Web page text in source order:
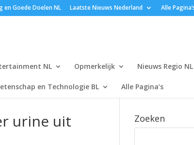
en Goede Doelen NL Laatste Nieuws Nederland Alle
NL Opmerkelijk Nieuws Regio NL
en Technologie BL Alle Pagina’s
urine uit Zoeken